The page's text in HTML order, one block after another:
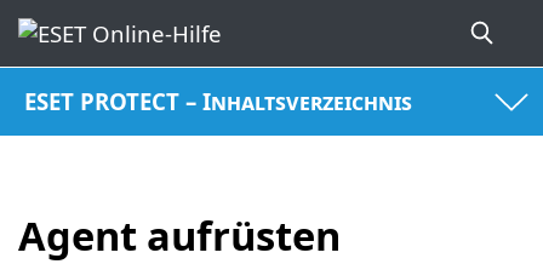
ESET PROTECT – Inhaltsverzeichnis
Agent aufrüsten